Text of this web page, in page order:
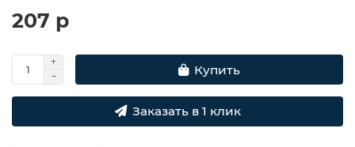
207 р
Купить
Заказать в 1 клик